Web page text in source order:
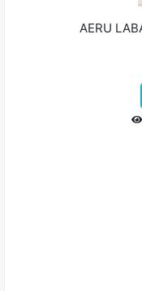
AERU